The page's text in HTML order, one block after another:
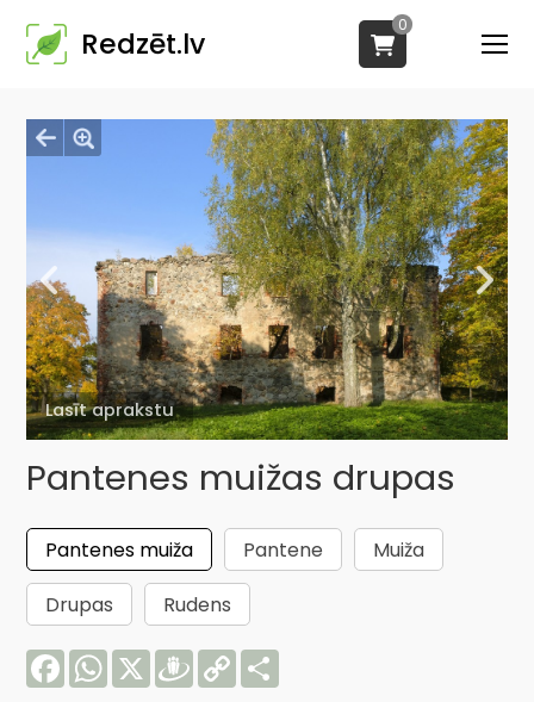
Redzēt.lv
0
Lasīt aprakstu
Pantenes muižas drupas
Pantenes muiža Pantene
Muiža
Drupas
Rudens
FacebookWhatsApp
X Draugiem
Copy
Link